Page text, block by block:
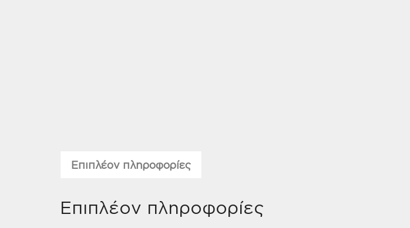
Επιπλέον πληροφορίες
Επιπλέον πληροφορίες